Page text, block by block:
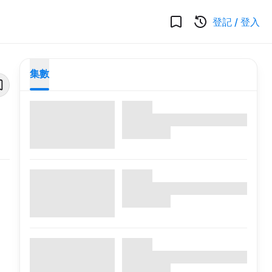
登記 / 登入
集數